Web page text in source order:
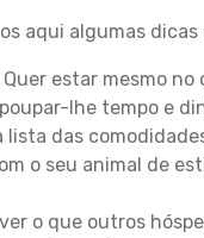
aqui algumas
estar mesmo
lhe tempo e
das
o seu animal de
o que outros